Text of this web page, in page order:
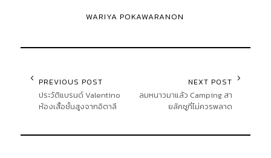
WARIYA POKAWARANON
PREVIOUS POST
ประวัติแบรนด์ Valentino
ห้องเสื้อชั้นสูงจากอิตาลี
NEXT POST
ลมหนาวมาแล้ว Camping สา
ยลัคชูที่ไม่ควรพลาด